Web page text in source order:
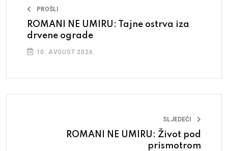
PROŠLI
ROMANI NE UMIRU: Tajne ostrva iza
drvene ograde
10. AVGUST 2026.
SLJEDEĆI
ROMANI NE UMIRU: Život pod
prismotrom